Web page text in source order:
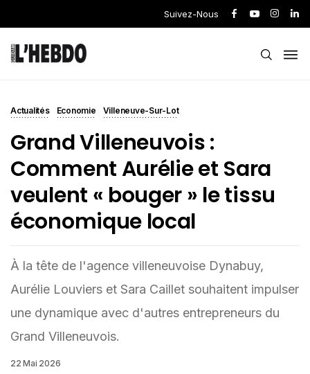
Suivez-Nous
Actualités Economie Villeneuve-Sur-Lot
Grand Villeneuvois :
Comment Aurélie et Sara
veulent « bouger » le tissu
économique local
À la tête de l'agence villeneuvoise Dynabuy,
Aurélie Louviers et Sara Caillet souhaitent impulser
une dynamique avec d'autres entrepreneurs du
Grand Villeneuvois.
22 Mai 2026